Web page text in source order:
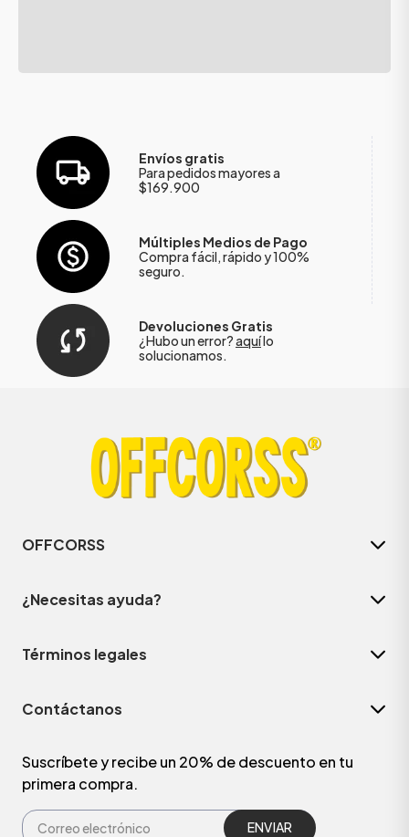
Envíos gratis
Para pedidos mayores a
$169.900
Múltiples Medios de Pago
Compra fácil, rápido y 100%
seguro.
Devoluciones Gratis
¿Hubo un error?aquílo
solucionamos.
OFFCORSS
¿Necesitas ayuda?
Términos legales
Contáctanos
Suscríbete y recibe un 20% de descuento en tu
primera compra.
ENVIAR